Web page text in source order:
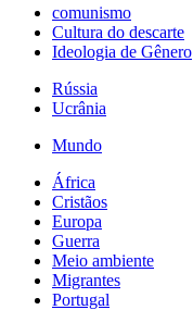
comunismo
Cultura do descarte
Ideologia de Gênero
Rússia
Ucrânia
Mundo
África
Cristãos
Europa
Guerra
Meio ambiente
Migrantes
Portugal